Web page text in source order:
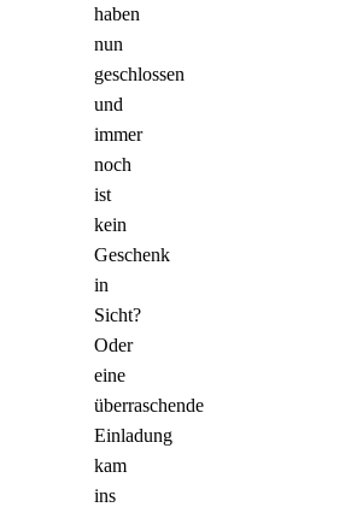
haben
nun
geschlossen
und
immer
noch
ist
kein
Geschenk
in
Sicht?
Oder
eine
überraschende
Einladung
kam
ins